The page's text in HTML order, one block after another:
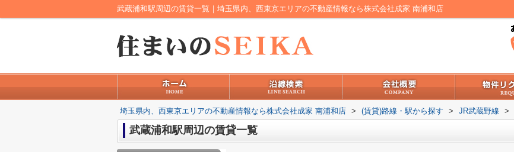
武蔵浦和駅周辺の賃貸一覧｜埼玉県内、西東京エリアの不動産情報なら株式会社成家 南浦和店
埼玉県内、西東京エリアの不動産情報なら株式会社成家 南浦和店 > (賃貸)路線・駅から探す > JR武蔵野線 >
武蔵浦和駅周辺の賃貸一覧